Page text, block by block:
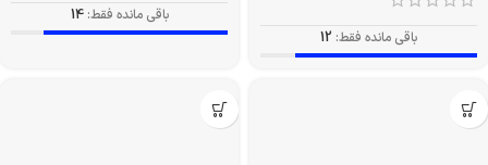
باقی مانده فقط: 12
باقی مانده فقط: 14